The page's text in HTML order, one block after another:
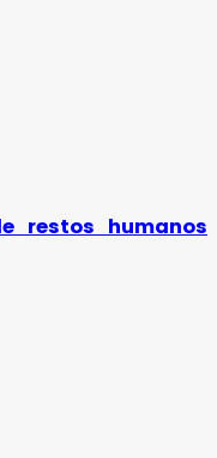
restos humanos